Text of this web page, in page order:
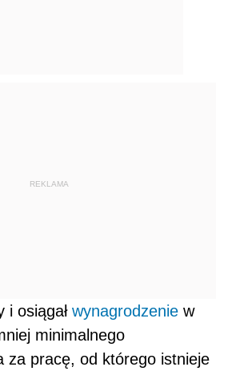
REKLAMA
i osiągał wynagrodzenie w
minimalnego
za pracę, od którego istnieje